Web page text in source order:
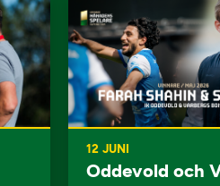
12 JUNI
Oddevold och